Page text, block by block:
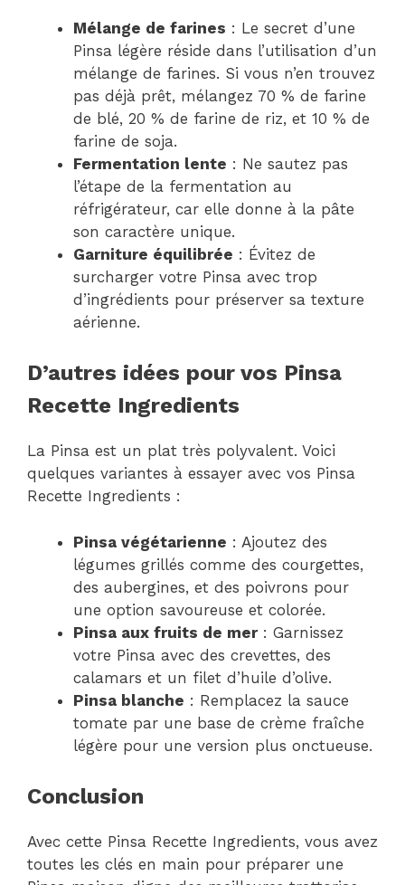
Mélange de farines : Le secret d’une
Pinsa légère réside dans l’utilisation d’un
mélange de farines. Si vous n’en trouvez
pas déjà prêt, mélangez 70 % de farine
de blé, 20 % de farine de riz, et 10 % de
farine de soja.
Fermentation lente : Ne sautez pas
l’étape de la fermentation au
réfrigérateur, car elle donne à la pâte
son caractère unique.
Garniture équilibrée : Évitez de
surcharger votre Pinsa avec trop
d’ingrédients pour préserver sa texture
aérienne.
D’autres idées pour vos Pinsa
Recette Ingredients
La Pinsa est un plat très polyvalent. Voici
quelques variantes à essayer avec vos Pinsa
Recette Ingredients :
Pinsa végétarienne : Ajoutez des
légumes grillés comme des courgettes,
des aubergines, et des poivrons pour
une option savoureuse et colorée.
Pinsa aux fruits de mer: Garnissez
votre Pinsa avec des crevettes, des
calamars et un filet d’huile d’olive.
Pinsa blanche : Remplacez la sauce
tomate par une base de crème fraîche
légère pour une version plus onctueuse.
Conclusion
Avec cette Pinsa Recette Ingredients, vous avez
toutes les clés en main pour préparer une